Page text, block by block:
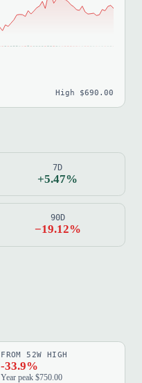
High $690.00
7D
+5.47%
90D
−19.12%
FROM 52W HIGH
-33.9%
Year peak $750.00